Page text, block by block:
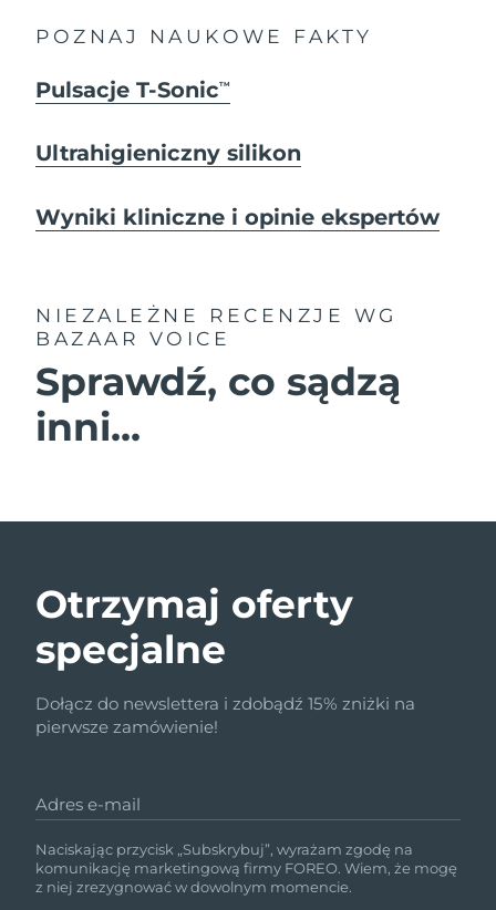
POZNAJ NAUKOWE FAKTY
Pulsacje T-SonicTM
Ultrahigieniczny silikon
Wyniki kliniczne i opinie ekspertów
NIEZALEŻNE RECENZJE
WG
BAZAAR VOICE
Sprawdź, co sądzą
inni...
Otrzymaj oferty
specjalne
Dołącz do newslettera i zdobądź 15% zniżki na
pierwsze zamówienie!
Adres e-mail
Naciskając przycisk „Subskrybuj”, wyrażam zgodę na
komunikację marketingową firmy FOREO. Wiem, że mogę
z niej zrezygnować w dowolnym momencie.